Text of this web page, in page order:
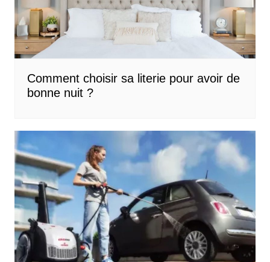
Comment choisir sa literie pour avoir de
bonne nuit ?